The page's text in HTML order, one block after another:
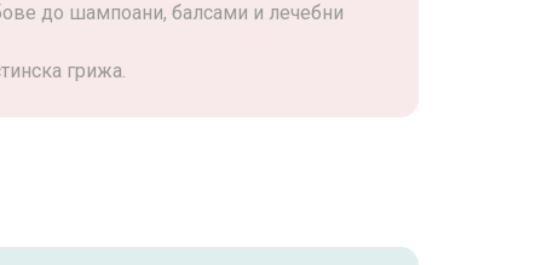
до шампоани, балсами и лечебни
грижа.